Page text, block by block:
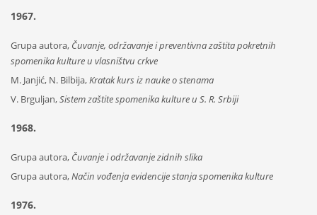
1967.
Grupa autora, Čuvanje, održavanje i preventivna zaštita pokretnih
spomenika kulture u vlasništvu crkve
M. Janjić, N. Bilbija,Kratak kurs iz nauke o stenama
V. Brguljan,Sistem zaštite spomenika kulture u S. R. Srbiji
1968.
Grupa autora, Čuvanje i održavanje zidnih slika
Grupa autora,Način vođenja evidencije stanja spomenika kulture
1976.